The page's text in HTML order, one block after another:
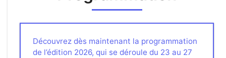
Découvrez dès maintenant la programmation
de l’édition 2026, qui se déroule du 23 au 27